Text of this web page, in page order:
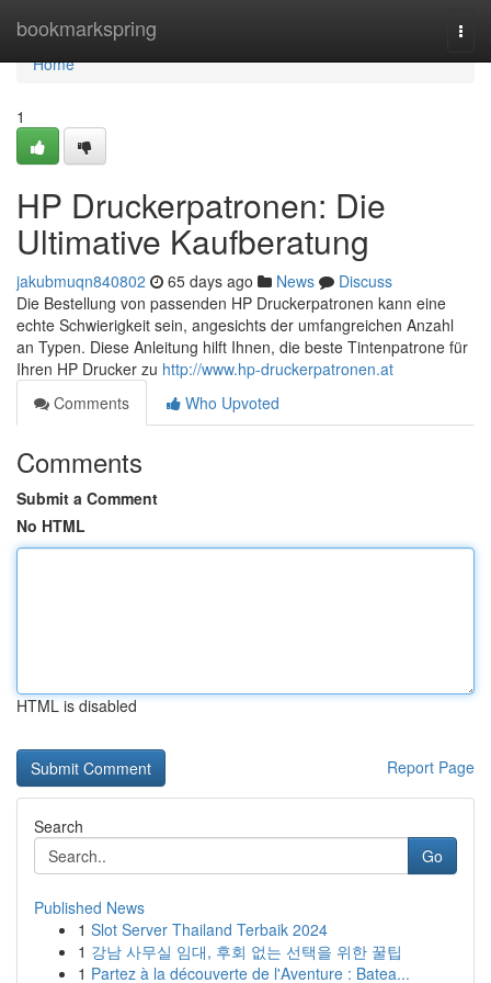
bookmarkspring
Home
Home
1
HP Druckerpatronen: Die
Ultimative Kaufberatung
jakubmuqn840802 65 days ago News
Discuss
Die Bestellung von passenden HP Druckerpatronen kann eine
echte Schwierigkeit sein, angesichts der umfangreichen Anzahl
an Typen. Diese Anleitung hilft Ihnen, die beste Tintenpatrone für
Ihren HP Drucker zu http://www.hp-druckerpatronen.at
Comments
Who Upvoted
Comments
Submit a Comment
No HTML
HTML is disabled
Report Page
Search
Go
Published News
1 Slot Server Thailand Terbaik 2024
1 강남 사무실 임대, 후회 없는 선택을 위한 꿀팁
1 Partez à la découverte de l'Aventure : Batea...